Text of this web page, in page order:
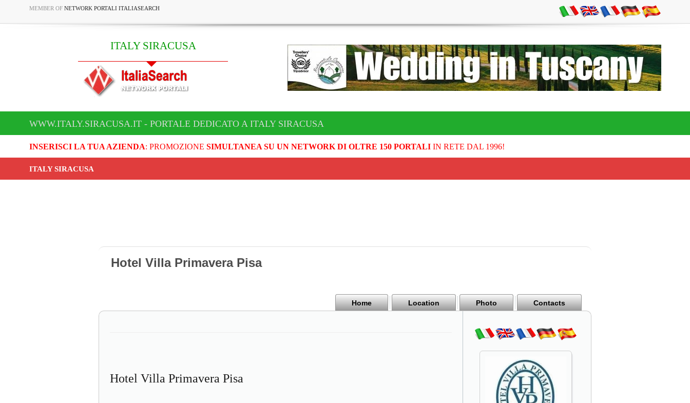
MEMBER OF NETWORK PORTALI ITALIASEARCH
ITALY SIRACUSA
WWW.ITALY.SIRACUSA.IT - PORTALE DEDICATO A ITALY SIRACUSA
INSERISCI LA TUA AZIENDA: PROMOZIONE SIMULTANEA SU UN NETWORK DI OLTRE 150 PORTALIIN RETE DAL 1996!
ITALY SIRACUSA
Hotel Villa Primavera Pisa
Home Location Photo Contacts
Hotel Villa Primavera Pisa